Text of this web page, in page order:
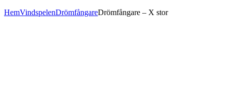
HemVindspelenDrömfångareDrömfångare – X stor